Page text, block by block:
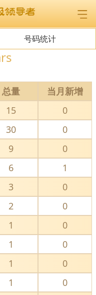
号码统计
总量
当月新增
15
0
30
0
9
0
6
1
3
0
2
0
1
0
1
0
1
0
1
0